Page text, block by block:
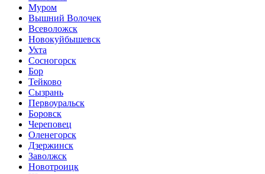
Муром
Вышний Волочек
Всеволожск
Новокуйбышевск
Ухта
Сосногорск
Бор
Тейково
Сызрань
Первоуральск
Боровск
Череповец
Оленегорск
Дзержинск
Заволжск
Новотроицк